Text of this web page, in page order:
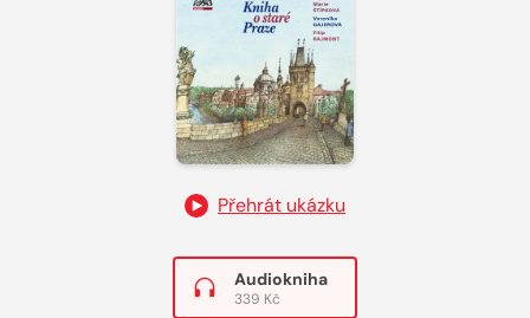
Přehrát ukázku
Audiokniha
339 Kč